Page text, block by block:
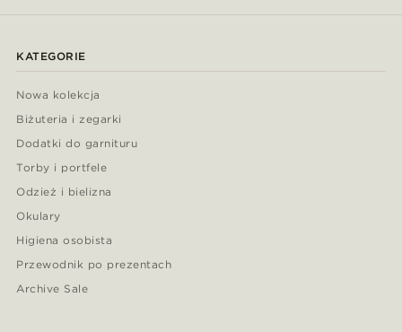
KATEGORIE
Nowa kolekcja
Biżuteria i zegarki
Dodatki do garnituru
Torby i portfele
Odzież i bielizna
Okulary
Higiena osobista
Przewodnik po prezentach
Archive Sale